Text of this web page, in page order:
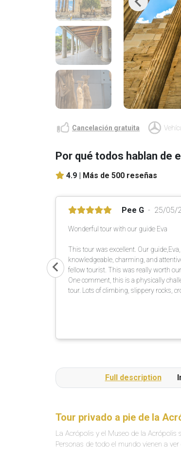
Previous
Cancelación gratuita
Por qué todos hablan de
4.9 | Más de 500 reseñas
Pee G 25/05/
Wonderful tour with our guide Eva
This tour was excellent. Our
knowledgeable, charming, and
fellow tourist. This was really worth
One comment, this is a physically
tour. Lots of climbing, slippery rocks,
tour in the rain, rocks too slippery. All in
Full description
Tour privado a pie de la
La Acrópolis y el Museo de la Acrópolis
Personas de todo el mundo vienen a